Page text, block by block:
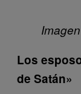
Los
de Satán»